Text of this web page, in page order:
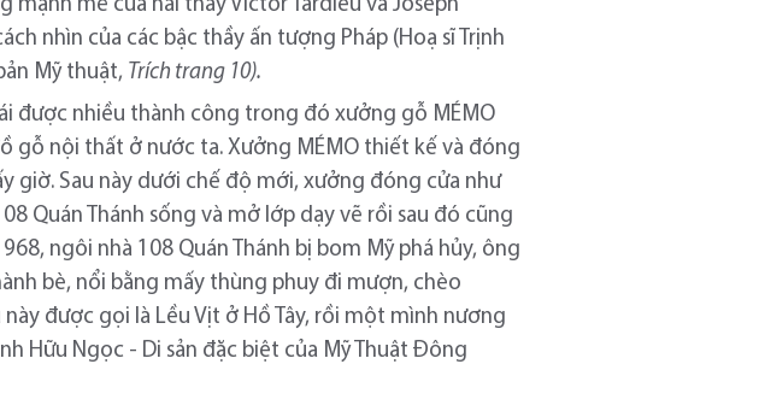
mẽ của hai thầy Victor Tardieu và Joseph
nhìn của các bậc thầy ấn tượng Pháp (Hoạ sĩ Trịnh
Mỹ thuật, Trích trang 10).
được nhiều thành công trong đó xưởng gỗ MÉMO
gỗ nội thất ở nước ta. Xưởng MÉMO thiết kế và đóng
giờ. Sau này dưới chế độ mới, xưởng đóng cửa như
Quán Thánh sống và mở lớp dạy vẽ rồi sau đó cũng
ngôi nhà 108 Quán Thánh bị bom Mỹ phá hủy, ông
bè, nổi bằng mấy thùng phuy đi mượn, chèo
được gọi là Lều Vịt ở Hồ Tây, rồi một mình nương
Hữu Ngọc - Di sản đặc biệt của Mỹ Thuật Đông